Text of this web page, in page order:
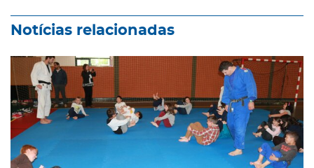
Notícias relacionadas